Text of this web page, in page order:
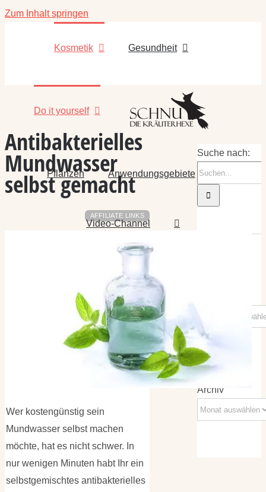
Zum Inhalt springen
Kosmetik Gesundheit
Do it yourself
Pflanzen Anwendungsgebiete
Video-Channel
Antibakterielles
Mundwasser
selbst gemacht
AFFILIATE LINKS
Wer kostengünstig sein
Mundwasser selbst machen
möchte, hat es nicht schwer. In
nur wenigen Minuten habt Ihr ein
selbstgemischtes antibakterielles
Suche nach:
Archiv
Archiv